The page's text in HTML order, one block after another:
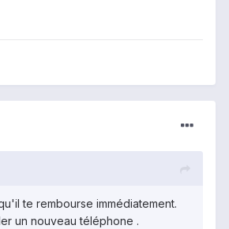
te rembourse immédiatement.
un nouveau téléphone .